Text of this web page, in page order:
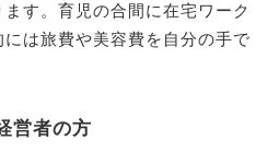
す。育児の合間に在宅ワーク
は旅費や美容費を自分の手で
営者の方